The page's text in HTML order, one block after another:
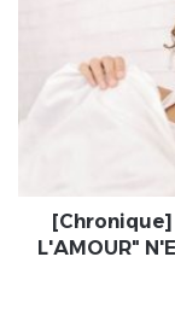
frère
abattu
BESOIN
[Chronique]
L'AMOUR"